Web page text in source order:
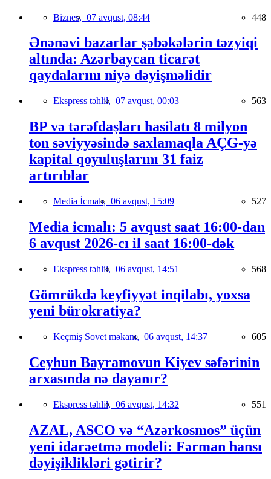
Biznes, 07 avqust, 08:44 448
Ənənəvi bazarlar şəbəkələrin təzyiqi
altında: Azərbaycan ticarət
qaydalarını niyə dəyişməlidir
Ekspress təhlil, 07 avqust, 00:03 563
BP və tərəfdaşları hasilatı 8 milyon
ton səviyyəsində saxlamaqla AÇG-yə
kapital qoyuluşlarını 31 faiz
artırıblar
Media İcmalı, 06 avqust, 15:09 527
Media icmalı: 5 avqust saat 16:00-dan
6 avqust 2026-cı il saat 16:00-dək
Ekspress təhlil, 06 avqust, 14:51 568
Gömrükdə keyfiyyət inqilabı, yoxsa
yeni bürokratiya?
Keçmiş Sovet məkanı, 06 avqust, 14:37 605
Ceyhun Bayramovun Kiyev səfərinin
arxasında nə dayanır?
Ekspress təhlil, 06 avqust, 14:32 551
AZAL, ASCO və “Azərkosmos” üçün
yeni idarəetmə modeli: Fərman hansı
dəyişiklikləri gətirir?